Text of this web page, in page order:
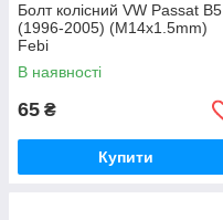
Болт колісний VW Passat B5
(1996-2005) (M14x1.5mm)
Febi
В наявності
65 ₴
Купити